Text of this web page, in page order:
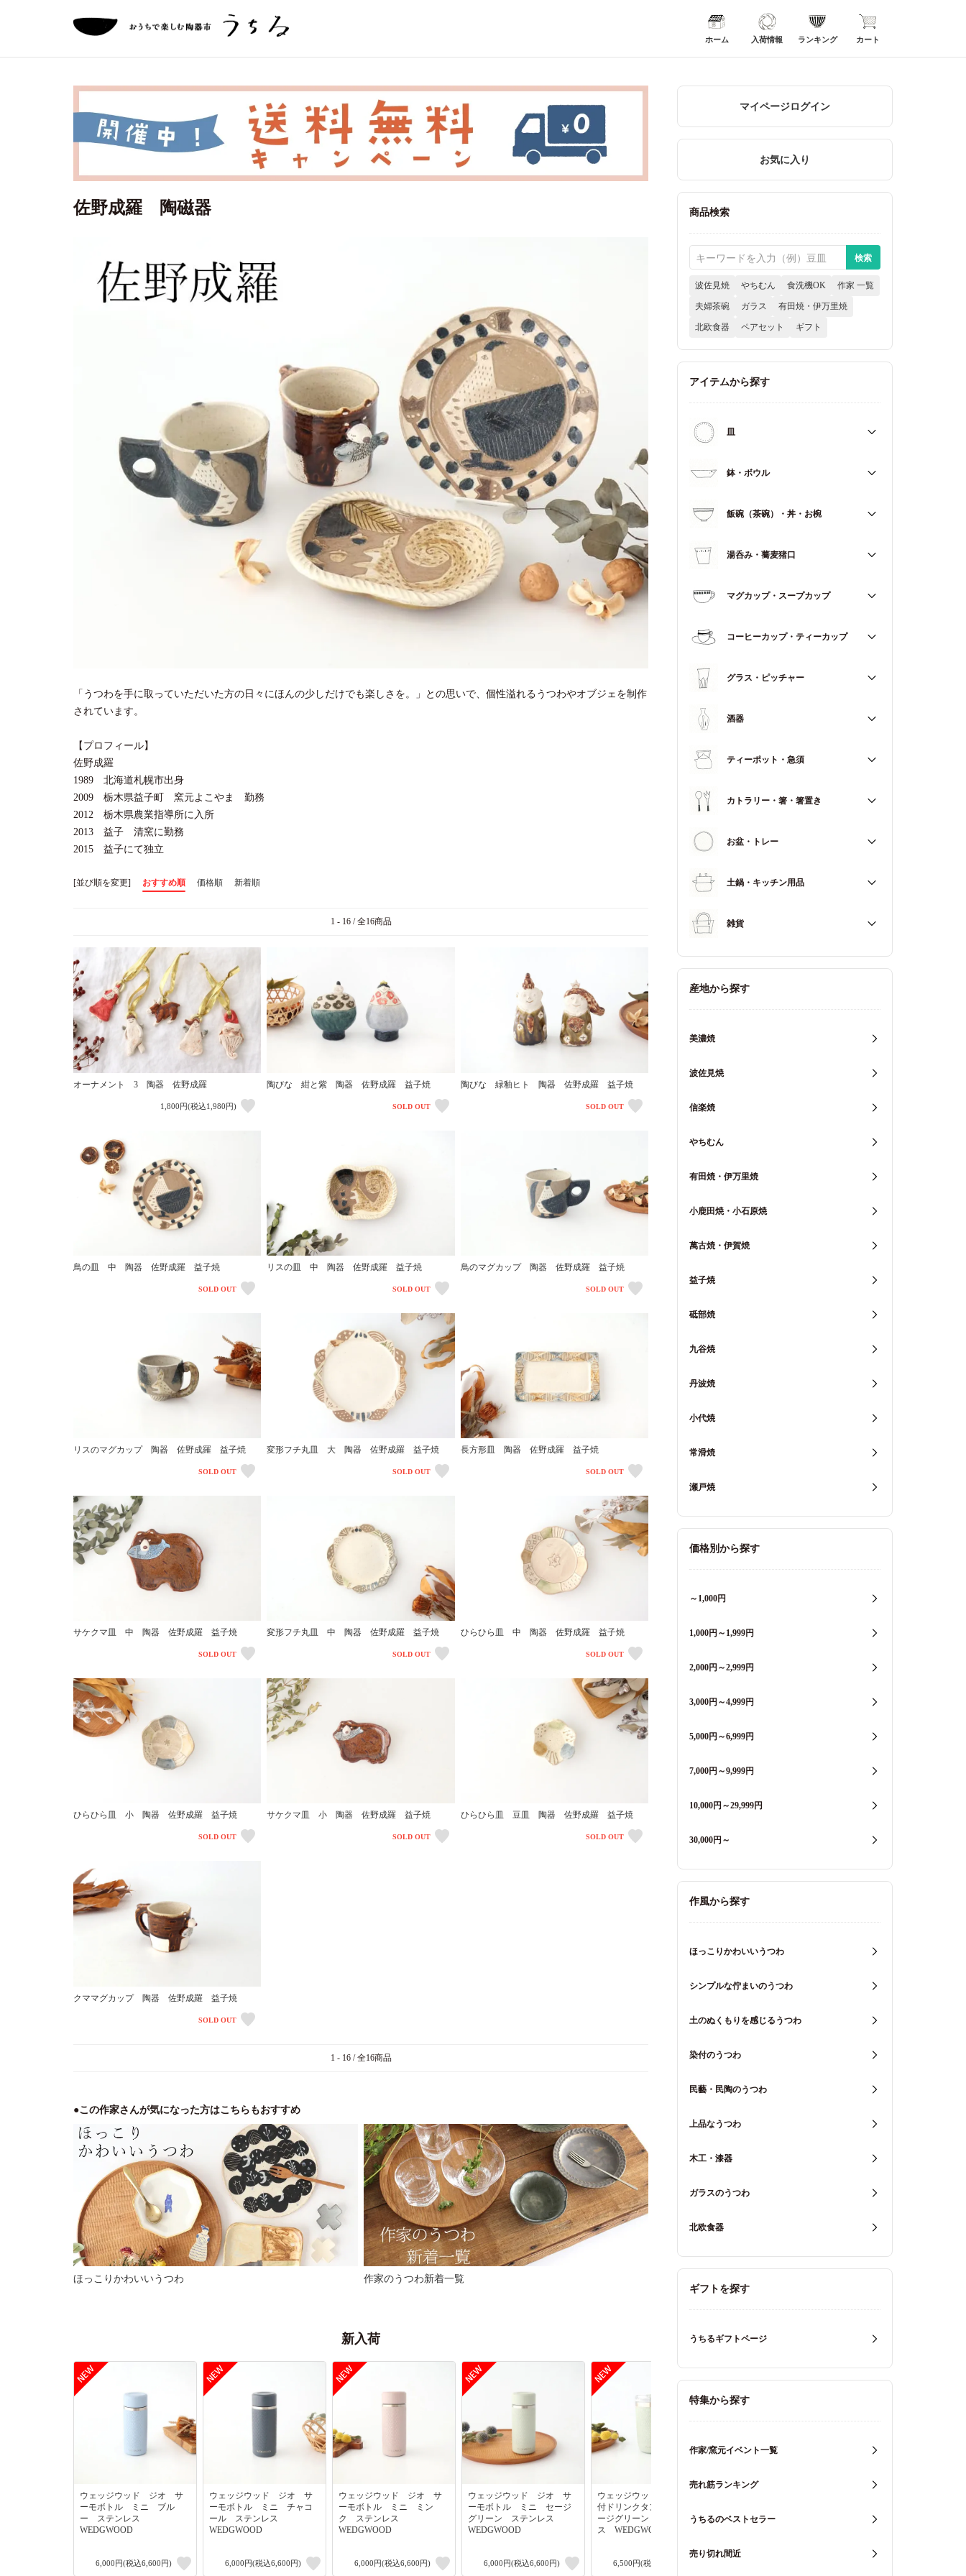
ホーム 入荷情報 ランキング カート
佐野成羅 陶磁器
「うつわを手に取っていただいた方の日々にほんの少しだけでも楽しさを。」との思いで、個性溢れるうつわやオブジェを制作
されています。
【プロフィール】
佐野成羅
1989 北海道札幌市出身
2009 栃木県益子町 窯元よこやま 勤務
2012 栃木県農業指導所に入所
2013 益子 清窯に勤務
2015 益子にて独立
[並び順を変更] おすすめ順 価格順 新着順
1 - 16 / 全16商品
オーナメント 3 陶器 佐野成羅
1,800円(税込1,980円)
陶びな 紺と紫 陶器 佐野成羅 益子焼
SOLD OUT
陶びな 緑釉ヒト 陶器 佐野成羅 益子焼
SOLD OUT
鳥の皿 中 陶器 佐野成羅 益子焼
SOLD OUT
リスの皿 中 陶器 佐野成羅 益子焼
SOLD OUT
鳥のマグカップ 陶器 佐野成羅 益子焼
SOLD OUT
リスのマグカップ 陶器 佐野成羅 益子焼
SOLD OUT
変形フチ丸皿 大 陶器 佐野成羅 益子焼
SOLD OUT
長方形皿 陶器 佐野成羅 益子焼
SOLD OUT
サケクマ皿 中 陶器 佐野成羅 益子焼
SOLD OUT
変形フチ丸皿 中 陶器 佐野成羅 益子焼
SOLD OUT
ひらひら皿 中 陶器 佐野成羅 益子焼
SOLD OUT
ひらひら皿 小 陶器 佐野成羅 益子焼
SOLD OUT
サケクマ皿 小 陶器 佐野成羅 益子焼
SOLD OUT
ひらひら皿 豆皿 陶器 佐野成羅 益子焼
SOLD OUT
クママグカップ 陶器 佐野成羅 益子焼
SOLD OUT
1 - 16 / 全16商品
●この作家さんが気になった方はこちらもおすすめ
ほっこりかわいいうつわ 作家のうつわ新着一覧
新入荷
ウェッジウッド ジオ サ
ーモボトル ミニ ブル
ー ステンレス
WEDGWOOD
6,000円(税込6,600円)
ウェッジウッド ジオ サ
ーモボトル ミニ チャコ
ール ステンレス
WEDGWOOD
6,000円(税込6,600円)
ウェッジウッド ジオ サ
ーモボトル ミニ ミン
ク ステンレス
WEDGWOOD
6,000円(税込6,600円)
ウェッジウッド ジオ サ
ーモボトル ミニ セージ
グリーン ステンレス
WEDGWOOD
6,000円(税込6,600円)
ウェッジウッド ジオ 蓋
付ドリンクタンブラー セ
ージグリーン ステンレ
ス WEDGWOOD
6,500円(税込7,150円)
ャコール ステンレス
ンク ステンレス
マイページログイン
お気に入り
商品検索
波佐見焼 やちむん 食洗機OK 作家 一覧
夫婦茶碗 ガラス 有田焼・伊万里焼
北欧食器 ペアセット ギフト
アイテムから探す
皿
すべて
取皿・中皿（15～20cm）
鉢・ボウル
すべて
中鉢（13～17cm）
飯碗（茶碗）・丼・お椀
すべて
丼（どんぶり）
湯呑み・蕎麦猪口
蕎麦猪口（そばちょこ）
マグカップ・スープカップ
スープカップ
コーヒーカップ・ティーカップ
グラス・ピッチャー
すべて
酒器
お猪口（おちょこ）
ティーポット・急須
カトラリー・箸・箸置き
すべて
箸
お盆・トレー
すべて
土鍋・キッチン用品
すべて
キッチン用品
重箱・弁当箱
雑貨
すべて
産地から探す
美濃焼
波佐見焼
信楽焼
やちむん
有田焼・伊万里焼
小鹿田焼・小石原焼
萬古焼・伊賀焼
益子焼
砥部焼
九谷焼
丹波焼
小代焼
常滑焼
瀬戸焼
価格別から探す
～1,000円
1,000円～1,999円
2,000円～2,999円
3,000円～4,999円
5,000円～6,999円
7,000円～9,999円
10,000円～29,999円
30,000円～
作風から探す
ほっこりかわいいうつわ
シンプルな佇まいのうつわ
土のぬくもりを感じるうつわ
染付のうつわ
民藝・民陶のうつわ
上品なうつわ
木工・漆器
ガラスのうつわ
北欧食器
ギフトを探す
うちるギフトページ
特集から探す
作家/窯元イベント一覧
売れ筋ランキング
うちるのベストセラー
売り切れ間近